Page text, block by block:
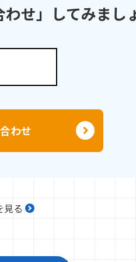
わせ」してみまし
わせ
見る